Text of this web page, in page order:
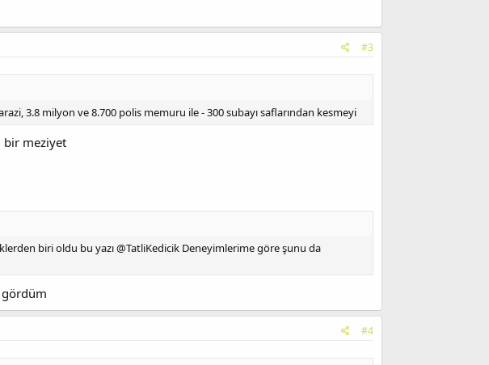
#3
3.8 milyon ve 8.700 polis memuru ile - 300 subayı saflarından kesmeyi
bir meziyet
biri oldu bu yazı @TatliKedicik Deneyimlerime göre şunu da
#4